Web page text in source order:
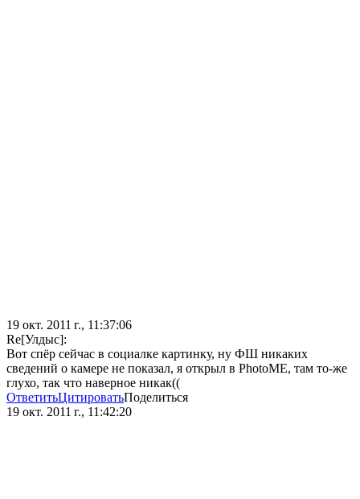
19 окт. 2011 г., 11:37:06
Re[Улдыс]:
Вот спёр сейчас в социалке картинку, ну ФШ никаких
сведений о камере не показал, я открыл в PhotoME, там то-же
глухо, так что наверное никак((
ОтветитьЦитироватьПоделиться
19 окт. 2011 г., 11:42:20